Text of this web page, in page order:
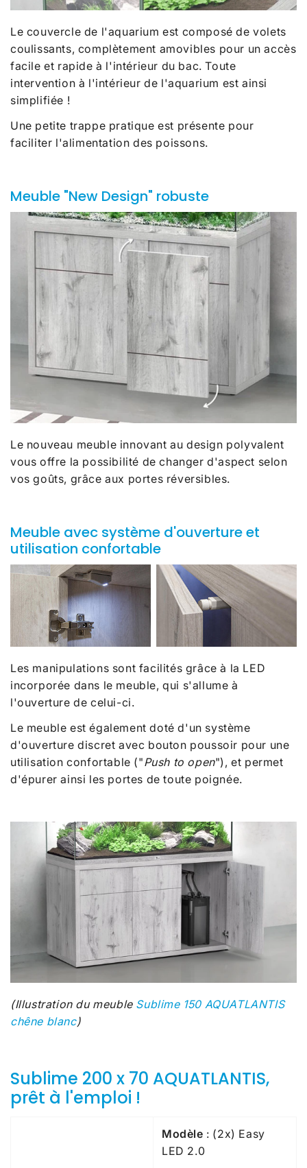
Le couvercle de l'aquarium est composé de volets
coulissants, complètement amovibles pour un accès
facile et rapide à l'intérieur du bac. Toute
intervention à l'intérieur de l'aquarium est ainsi
simplifiée !
Une petite trappe pratique est présente pour
faciliter l'alimentation des poissons.
Meuble "New Design" robuste
Le nouveau meuble innovant au design polyvalent
vous offre la possibilité de changer d'aspect selon
vos goûts, grâce aux portes réversibles.
Meuble avec système d'ouverture et
utilisation confortable
Les manipulations sont facilités grâce à la LED
incorporée dans le meuble, qui s'allume à
l'ouverture de celui-ci.
Le meuble est également doté d'un système
d'ouverture discret avec bouton poussoir pour une
utilisation confortable ("Push to open"), et permet
d'épurer ainsi les portes de toute poignée.
(Illustration du meuble Sublime 150 AQUATLANTIS
chêne blanc)
Sublime 200 x 70 AQUATLANTIS,
prêt à l'emploi !
Modèle : (2x) Easy
LED 2.0